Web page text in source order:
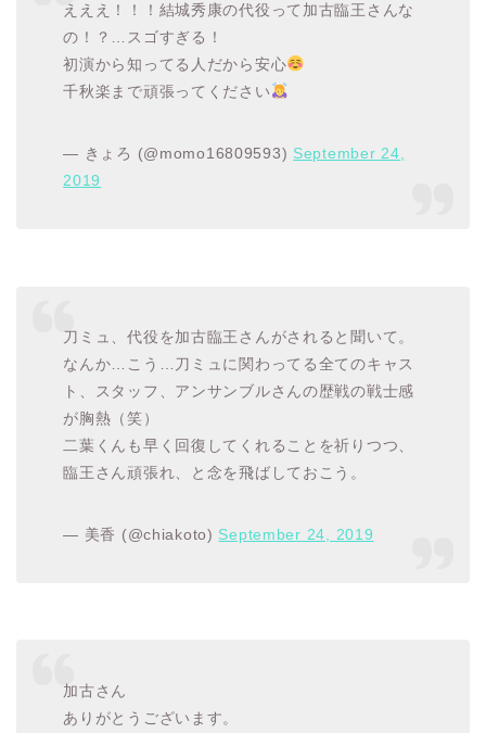
えええ！！！結城秀康の代役って加古臨王さんな
の！？…スゴすぎる！
初演から知ってる人だから安心
千秋楽まで頑張ってください
— きょろ (@momo16809593) September 24,
2019
刀ミュ、代役を加古臨王さんがされると聞いて。
なんか…こう…刀ミュに関わってる全てのキャス
ト、スタッフ、アンサンブルさんの歴戦の戦士感
が胸熱（笑）
二葉くんも早く回復してくれることを祈りつつ、
臨王さん頑張れ、と念を飛ばしておこう。
— 美香 (@chiakoto) September 24, 2019
加古さん
ありがとうございます。